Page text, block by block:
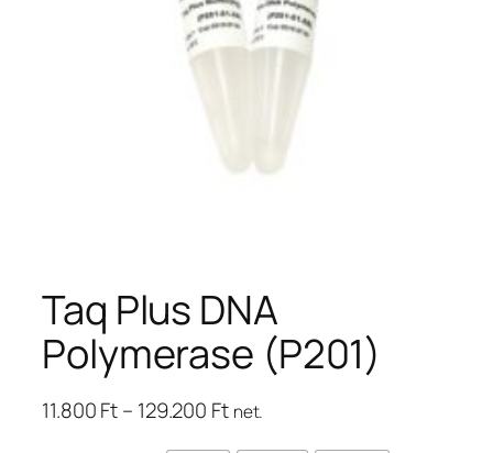
Taq Plus DNA
Polymerase (P201)
11.800Ft– 129.200 FtÁrtartomány:
net.